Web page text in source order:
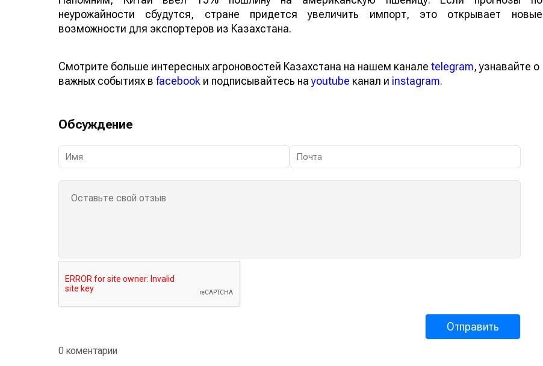
неурожайности сбудутся, стране придется увеличить импорт, это открывает новые
возможности для экспортеров из Казахстана.
Смотрите больше интересных агроновостей Казахстана на нашем канале telegram, узнавайте о
важных событиях в facebook и подписывайтесь наyoutube канал и instagram.
Обсуждение
0 коментарии